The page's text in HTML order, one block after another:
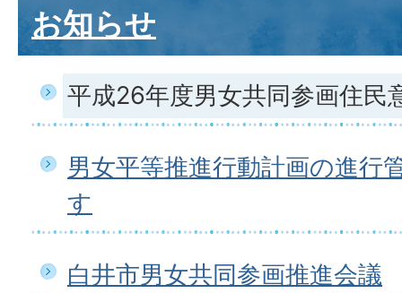
お知らせ
平成26年度男女共同参画住民
男女平等推進行動計画の進行
す
白井市男女共同参画推進会議